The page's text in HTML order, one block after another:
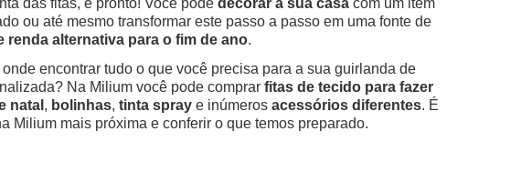
ou até mesmo transformar este passo a passo em uma fonte de
renda alternativa para o fim de ano.
encontrar tudo o que você precisa para a sua guirlanda de
Na Milium você pode comprar fitas de tecido para fazer
natal , bolinhas, tinta spray e inúmeros acessórios diferentes. É
Milium mais próxima e conferir o que temos preparado.